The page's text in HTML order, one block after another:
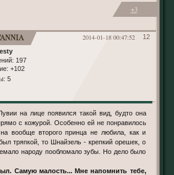
+3
12
2014-01-18 00:47:52
197
+102
: 5
с кожурой. Особенно ей не понравилось
вообще второго принца не любила, как и
тряпкой, то Шнайзель - крепкий орешек, о
народу пообломало зубы. Но дело было
Самую малость... Мне напомнить тебе,